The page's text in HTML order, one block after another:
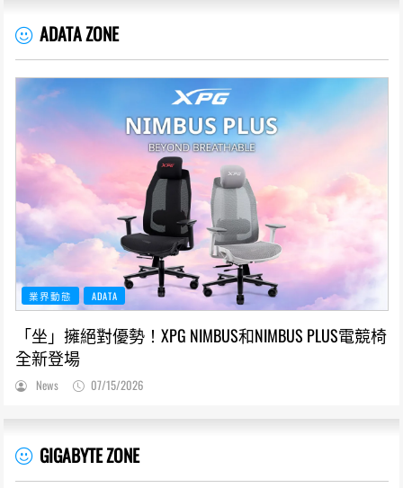
ADATA ZONE
業界動態 ADATA
「坐」擁絕對優勢！XPG NIMBUS和NIMBUS PLUS電競椅
全新登場
News 07/15/2026
GIGABYTE ZONE